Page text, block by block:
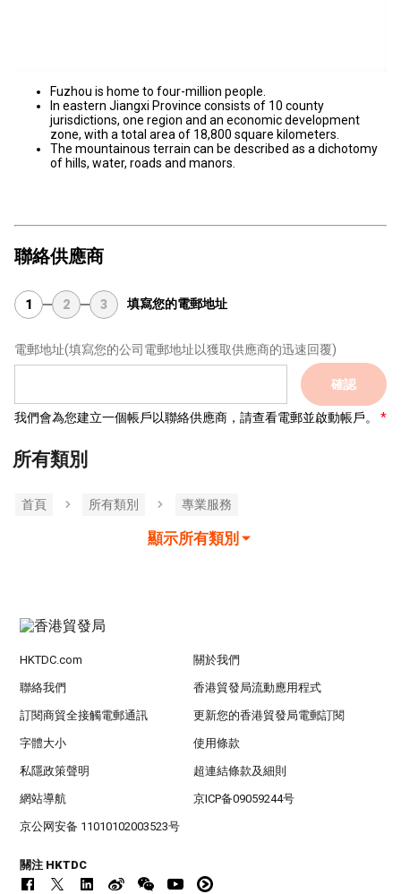
Fuzhou is home to four-million people.
In eastern Jiangxi Province consists of 10 county
jurisdictions, one region and an economic development
zone, with a total area of 18,800 square kilometers.
The mountainous terrain can be described as a dichotomy
of hills, water, roads and manors.
聯絡供應商
1 2 3 填寫您的電郵地址
電郵地址(填寫您的公司電郵地址以獲取供應商的迅速回覆)
確認
我們會為您建立一個帳戶以聯絡供應商，請查看電郵並啟動帳戶。
所有類別
首頁 所有類別 專業服務
顯示所有類別
HKTDC.com 關於我們
聯絡我們 香港貿發局流動應用程式
訂閱商貿全接觸電郵通訊 更新您的香港貿發局電郵訂閱
字體大小 使用條款
私隱政策聲明 超連結條款及細則
網站導航 京ICP备09059244号
京公网安备 11010102003523号
關注 HKTDC